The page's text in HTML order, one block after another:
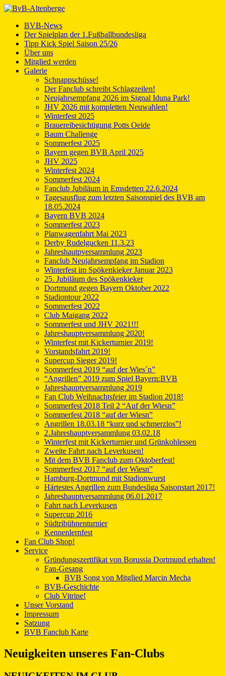
BVB-News
Der Spielplan der 1.Fußballbundesliga
Tipp Kick Spiel Saison 25/26
Über uns
Mitglied werden
Galerie
Schnappschüsse!
Der Fanclub schreibt Schlagzeilen!
Neujahrsempfang 2026 im Signal Iduna Park!
JHV 2026 mit kompletten Neuwahlen!
Winterfest 2025
Brauereibesichtigung Potts Oelde
Baum Challenge
Sommerfest 2025
Bayern gegen BVB April 2025
JHV 2025
Winterfest 2024
Sommerfest 2024
Fanclub Jubiläum in Emsdetten 22.6.2024
Tagesausflug zum letzten Saisonspiel des BVB am
18.05.2024
Bayern BVB 2024
Sommerfest 2023
Planwagenfahrt Mai 2023
Derby Rudelgucken 11.3.23
Jahreshautpversammlung 2023
Fanclub Neujahrsempfang im Stadion
Winterfest im Spökenkieker Januar 2023
25. Jubiläum des Spökenkieker
Dortmund gegen Bayern Oktober 2022
Stadiontour 2022
Sommerfest 2022
Club Maigang 2022
Sommerfest und JHV 2021!!!
Jahreshauptversammlung 2020!
Winterfest mit Kickerturnier 2019!
Vorstandsfahrt 2019!
Supercup Sieger 2019!
Sommerfest 2019 “auf der Wies´n”
“Angrillen” 2019 zum Spiel Bayern:BVB
Jahreshauptversammlung 2019
Fan Club Weihnachtsfeier im Stadion 2018!
Sommerfest 2018 Teil 2 “Auf der Wiesn”
Sommerfest 2018 “auf der Wiesn”
Angrillen 18.03.18 “kurz und schmerzlos”!
2.Jahreshauptversammlung 03.02.18
Winterfest mit Kickerturnier und Grünkohlessen
Zweite Fahrt nach Leverkusen!
Mit dem BVB Fanclub zum Oktoberfest!
Sommerfest 2017 “auf der Wiesn”
Hamburg-Dortmund mit Stadionwurst
Härtestes Angrillen zum Bundesliga Saisonstart 2017!
Jahreshauptversammlung 06.01.2017
Fahrt nach Leverkusen
Supercup 2016
Südtribühnenturnier
Kennenlernfest
Fan Club Shop!
Service
Gründungszertifikat von Borussia Dortmund erhalten!
Fan-Gesang
BVB Song von Mitglied Marcin Mecha
BVB-Geschichte
Club Vitrine!
Unser Vorstand
Impressum
Satzung
BVB Fanclub Karte
Neuigkeiten unseres Fan-Clubs